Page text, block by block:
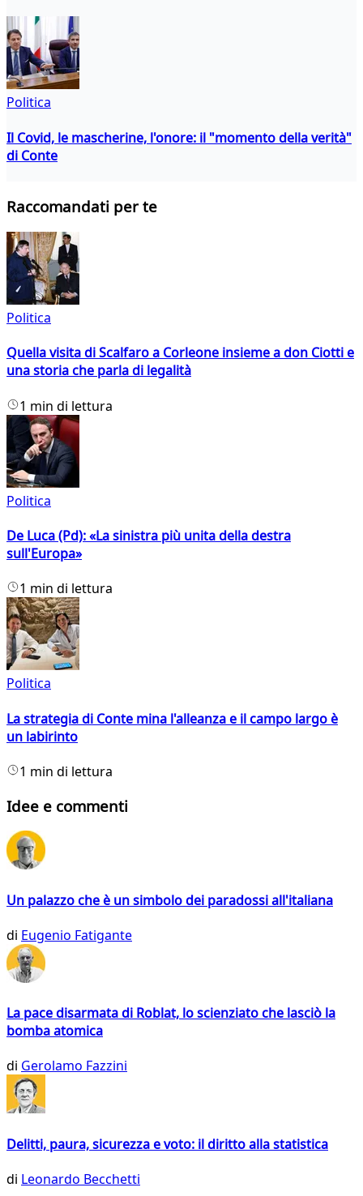
Politica
Il Covid, le mascherine, l'onore: il "momento della verità"
di Conte
Raccomandati per te
Politica
Quella visita di Scalfaro a Corleone insieme a don Ciotti e
una storia che parla di legalità
1 min di lettura
Politica
De Luca (Pd): «La sinistra più unita della destra
sull'Europa»
1 min di lettura
Politica
La strategia di Conte mina l'alleanza e il campo largo è
un labirinto
1 min di lettura
Idee e commenti
Un palazzo che è un simbolo dei paradossi all'italiana
di Eugenio Fatigante
La pace disarmata di Roblat, lo scienziato che lasciò la
bomba atomica
di Gerolamo Fazzini
Delitti, paura, sicurezza e voto: il diritto alla statistica
di Leonardo Becchetti